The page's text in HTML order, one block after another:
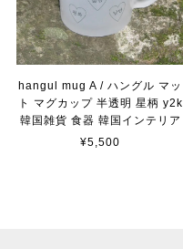
hangul mug A / ハングル マッ
ト マグカップ 半透明 星柄 y2k
韓国雑貨 食器 韓国インテリア
¥5,500